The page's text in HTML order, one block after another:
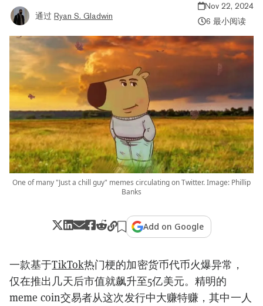
通过 Ryan S. Gladwin
Nov 22, 2024
6 最小阅读
One of many "Just a chill guy" memes circulating on Twitter. Image: Phillip
Banks
Add on Google
一款基于TikTok热门梗的加密货币代币火爆异常，
仅在推出几天后市值就飙升至5亿美元。精明的
meme coin交易者从这次发行中大赚特赚，其中一人